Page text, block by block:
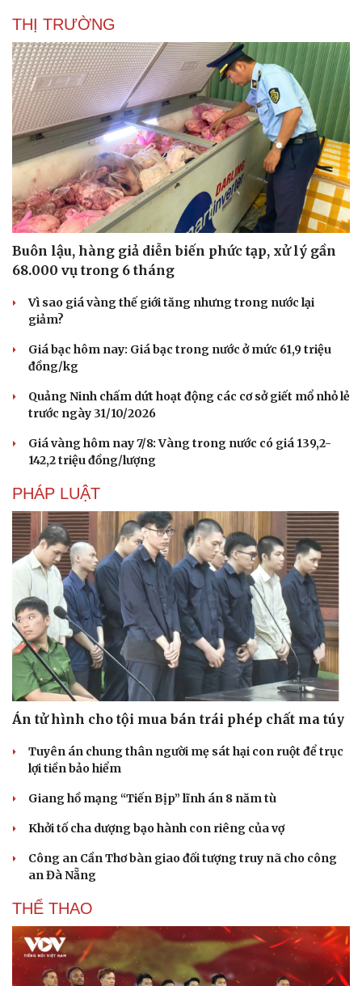
Làm đẹp - giảm cân
Ăn sạch sống khỏe
THỊ TRƯỜNG
Buôn lậu, hàng giả diễn biến phức tạp, xử lý gần
68.000 vụ trong 6 tháng
Vì sao giá vàng thế giới tăng nhưng trong nước lại
giảm?
Giá bạc hôm nay: Giá bạc trong nước ở mức 61,9 triệu
đồng/kg
Quảng Ninh chấm dứt hoạt động các cơ sở giết mổ nhỏ lẻ
trước ngày 31/10/2026
Giá vàng hôm nay 7/8: Vàng trong nước có giá 139,2-
142,2 triệu đồng/lượng
PHÁP LUẬT
Án tử hình cho tội mua bán trái phép chất ma túy
Tuyên án chung thân người mẹ sát hại con ruột để trục
lợi tiền bảo hiểm
Giang hồ mạng “Tiến Bịp” lĩnh án 8 năm tù
Khởi tố cha dượng bạo hành con riêng của vợ
Công an Cần Thơ bàn giao đối tượng truy nã cho công
an Đà Nẵng
THỂ THAO